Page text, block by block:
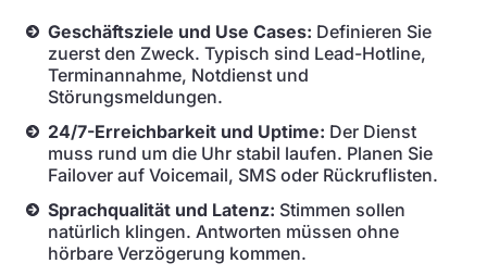
Geschäftsziele und Use Cases: Definieren Sie
zuerst den Zweck. Typisch sind Lead-Hotline,
Terminannahme, Notdienst und
Störungsmeldungen.
24/7-Erreichbarkeit und Uptime: Der Dienst
muss rund um die Uhr stabil laufen. Planen Sie
Failover auf Voicemail, SMS oder Rückruflisten.
Sprachqualität und Latenz: Stimmen sollen
natürlich klingen. Antworten müssen ohne
hörbare Verzögerung kommen.